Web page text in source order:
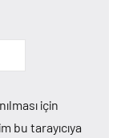
için
bu tarayıcıya